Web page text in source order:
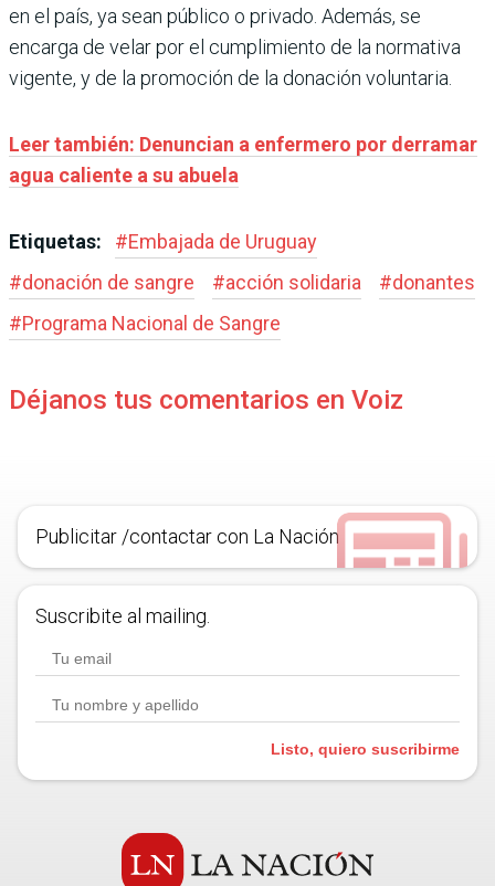
en el país, ya sean público o privado. Además, se
encarga de velar por el cumplimiento de la normativa
vigente, y de la promoción de la donación voluntaria.
Leer también: Denuncian a enfermero por derramar
agua caliente a su abuela
Etiquetas: #Embajada de Uruguay
#donación de sangre #acción solidaria #donantes
#Programa Nacional de Sangre
Déjanos tus comentarios en Voiz
Publicitar /contactar con La Nación
Suscribite al mailing.
Listo, quiero suscribirme